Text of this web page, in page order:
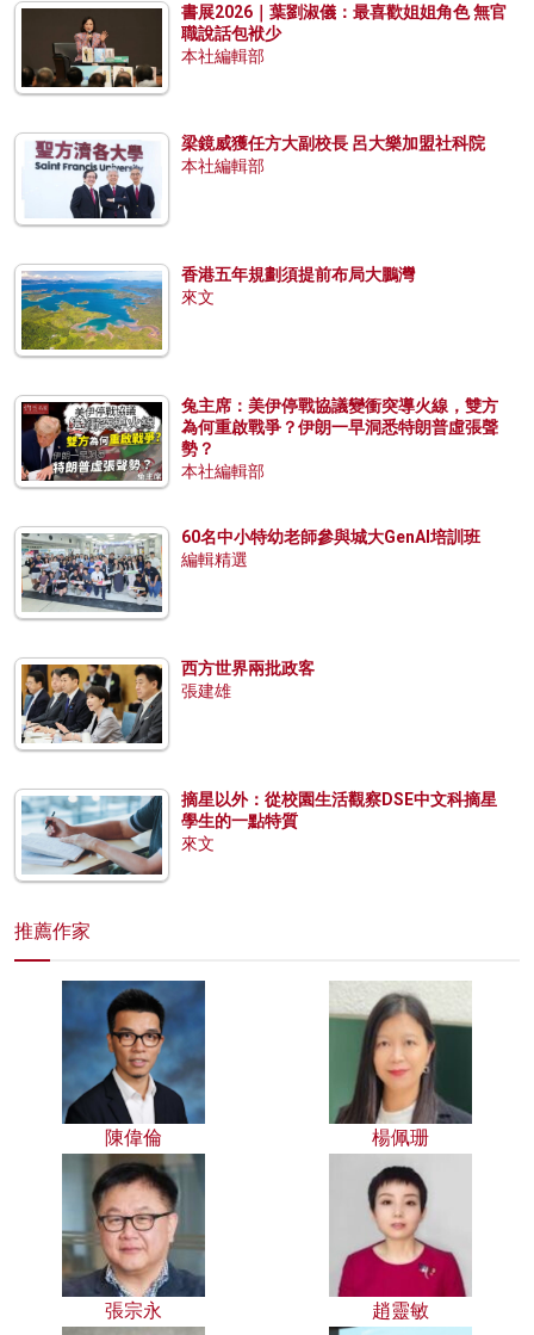
書展2026｜葉劉淑儀：最喜歡姐姐角色 無官
職說話包袱少
本社編輯部
梁鏡威獲任方大副校長 呂大樂加盟社科院
本社編輯部
香港五年規劃須提前布局大鵬灣
來文
兔主席：美伊停戰協議變衝突導火線，雙方
為何重啟戰爭？伊朗一早洞悉特朗普虛張聲
勢？
本社編輯部
60名中小特幼老師參與城大GenAI培訓班
編輯精選
西方世界兩批政客
張建雄
摘星以外：從校園生活觀察DSE中文科摘星
學生的一點特質
來文
推薦作家
陳偉倫 楊佩珊
張宗永 趙靈敏